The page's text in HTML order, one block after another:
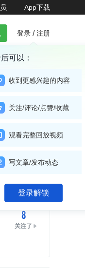
App下载
登录 / 注册
可以：
收到更感兴趣的内容
关注/评论/点赞/收藏
观看完整回放视频
写文章/发布动态
登录解锁
关注
8
关注了